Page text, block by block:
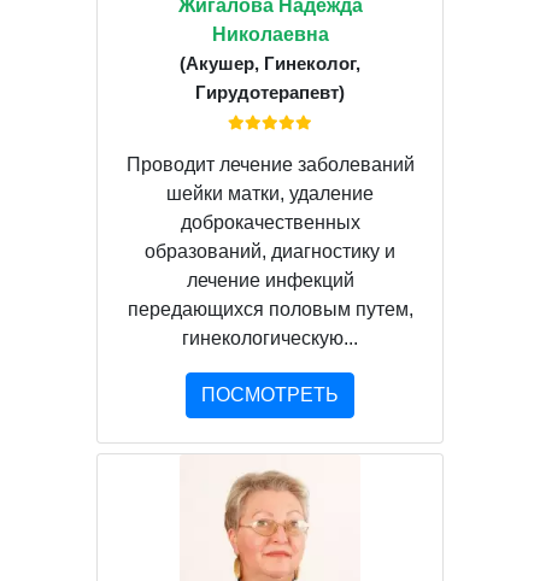
Жигалова Надежда
Николаевна
(Акушер, Гинеколог,
Гирудотерапевт)
Проводит лечение заболеваний
шейки матки, удаление
доброкачественных
образований, диагностику и
лечение инфекций
передающихся половым путем,
гинекологическую...
ПОСМОТРЕТЬ